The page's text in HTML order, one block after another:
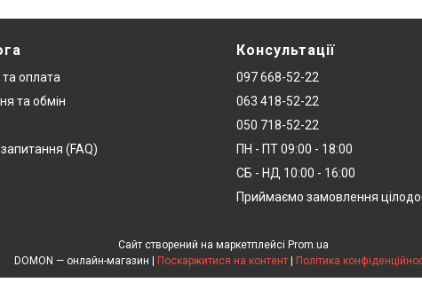
оплата
та обмін
(FAQ)
Консультації
097 668-52-22
063 418-52-22
050 718-52-22
ПН - ПТ 09:00 - 18:00
СБ - НД 10:00 - 16:00
Приймаємо замовлення
Сайт створений на маркетплейсі Prom.ua
Поскаржитися на контент Політика